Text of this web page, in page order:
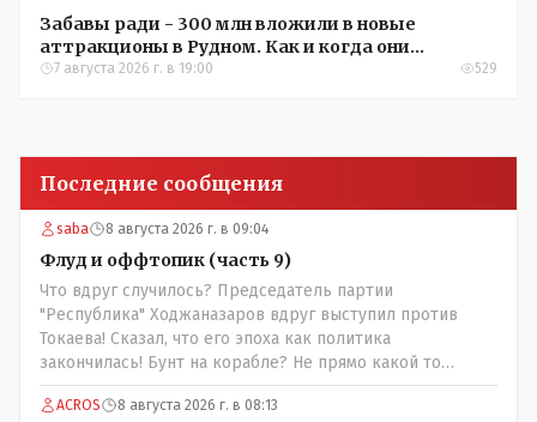
Забавы ради - 300 млн вложили в новые
аттракционы в Рудном. Как и когда они
окупятся?
7 августа 2026 г. в 19:00 529
Последние сообщения
saba 8 августа 2026 г. в 09:04
Флуд и оффтопик (часть 9)
Что вдруг случилось? Председатель партии
"Республика" Ходжаназаров вдруг выступил против
Токаева! Сказал, что его эпоха как политика
закончилась! Бунт на корабле? Не прямо какой то
правдолюб вдруг выступил! Может он инопланетянин?
Появился неизвестно откуда, отжал у бывшего
ACROS 8 августа 2026 г. в 08:13